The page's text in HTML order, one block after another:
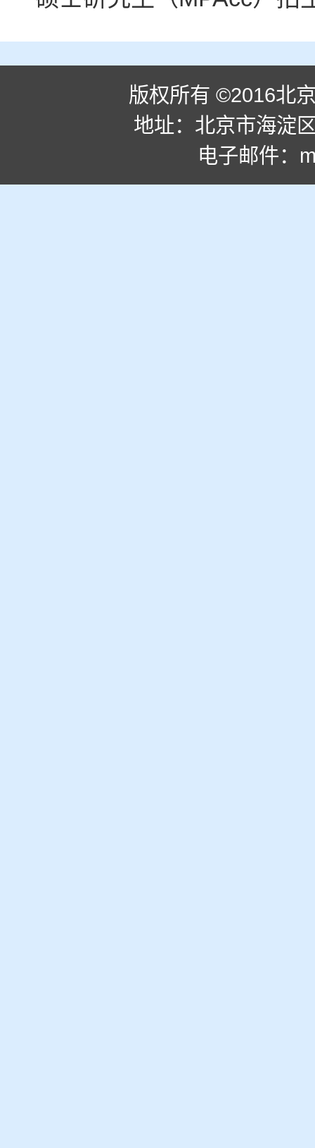
版权所有 ©2016北
地址：北京市海淀
电子邮件：